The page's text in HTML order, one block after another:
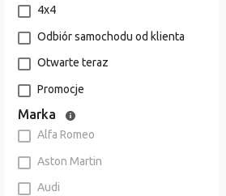
4x4
Odbiór samochodu od klienta
Otwarte teraz
Promocje
Marka
Alfa Romeo
Aston Martin
Audi